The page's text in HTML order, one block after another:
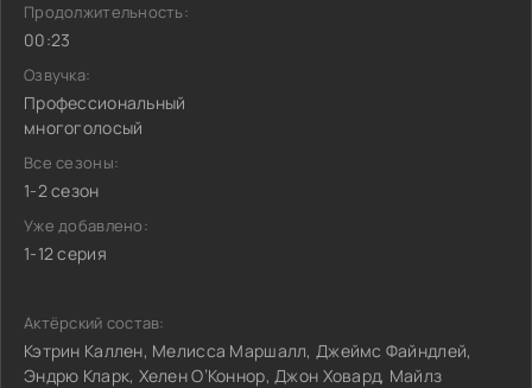
Продолжительность:
00:23
Озвучка:
Профессиональный
многоголосый
Все сезоны:
1-2 сезон
Уже добавлено:
1-12 серия
Актёрский состав:
Кэтрин Каллен, Мелисса Маршалл, Джеймс Файндлей,
Эндрю Кларк, Хелен О’Коннор, Джон Ховард, Майлз